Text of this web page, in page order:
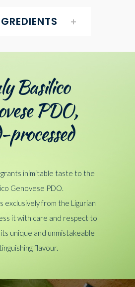
Basilico
PDO,
processed
inimitable taste to the
Genovese PDO.
exclusively from the Ligurian
it with care and respect to
unique and unmistakeable
flavour.